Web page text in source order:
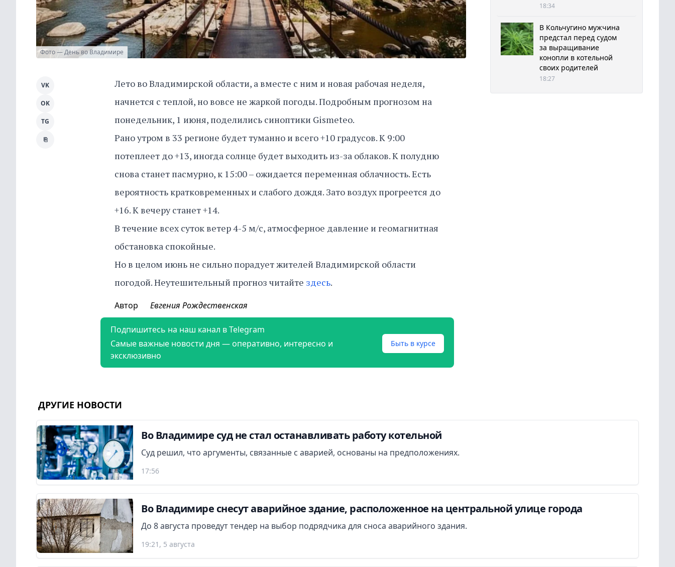
Фото — День во Владимире
Лето во Владимирской области, а вместе с ним и новая рабочая неделя,
начнется с теплой, но вовсе не жаркой погоды. Подробным прогнозом на
понедельник, 1 июня, поделились синоптики Gismeteo.
Рано утром в 33 регионе будет туманно и всего +10 градусов. К 9:00
потеплеет до +13, иногда солнце будет выходить из-за облаков. К полудню
снова станет пасмурно, к 15:00 – ожидается переменная облачность. Есть
вероятность кратковременных и слабого дождя. Зато воздух прогреется до
+16. К вечеру станет +14.
В течение всех суток ветер 4-5 м/с, атмосферное давление и геомагнитная
обстановка спокойные.
Но в целом июнь не сильно порадует жителей Владимирской области
погодой. Неутешительный прогноз читайте здесь.
VK
OK
TG
⎘
Автор Евгения Рождественская
Подпишитесь на наш канал в Telegram
Самые важные новости дня — оперативно, интересно и
эксклюзивно
Быть в курсе
18:34
В Кольчугино мужчина
предстал перед судом
за выращивание
конопли в котельной
своих родителей
18:27
ДРУГИЕ НОВОСТИ
Во Владимире суд не стал останавливать работу котельной
Суд решил, что аргументы, связанные с аварией, основаны на предположениях.
17:56
Во Владимире снесут аварийное здание, расположенное на центральной улице города
До 8 августа проведут тендер на выбор подрядчика для сноса аварийного здания.
19:21, 5 августа